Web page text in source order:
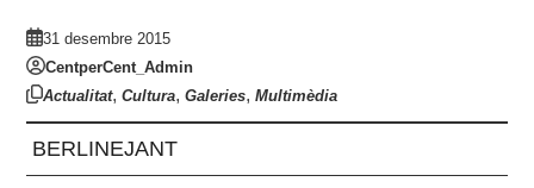
31 desembre 2015
CentperCent_Admin
Actualitat,Cultura,Galeries,Multimèdia
BERLINEJANT